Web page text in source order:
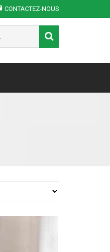
CONTACTEZ-NOUS